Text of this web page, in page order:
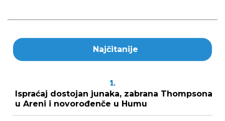
Najčitanije
1.
Ispraćaj dostojan junaka, zabrana Thompsona
u Areni i novorođenče u Humu